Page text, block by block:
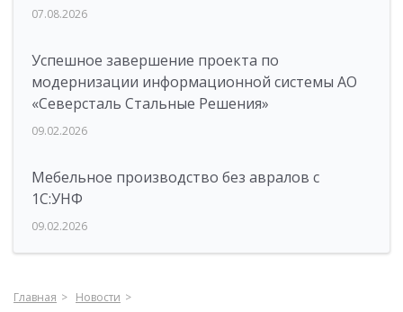
07.08.2026
Успешное завершение проекта по
модернизации информационной системы АО
«Северсталь Стальные Решения»
09.02.2026
Мебельное производство без авралов с
1С:УНФ
09.02.2026
Главная
Новости